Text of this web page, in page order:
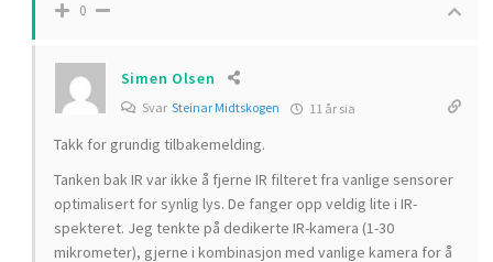
0
Simen Olsen
Svar Steinar Midtskogen 11 år sia
Takk for grundig tilbakemelding.
Tanken bak IR var ikke å fjerne IR filteret fra vanlige sensorer
optimalisert for synlig lys. De fanger opp veldig lite i IR-
spekteret. Jeg tenkte på dedikerte IR-kamera (1-30
mikrometer), gjerne i kombinasjon med vanlige kamera for å